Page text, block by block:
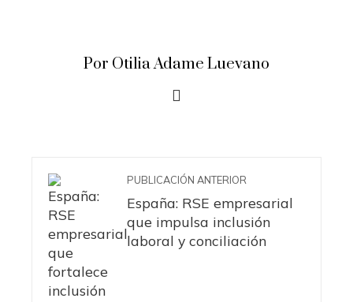
Por Otilia Adame Luevano
PUBLICACIÓN ANTERIOR
España: RSE empresarial
que impulsa inclusión
laboral y conciliación